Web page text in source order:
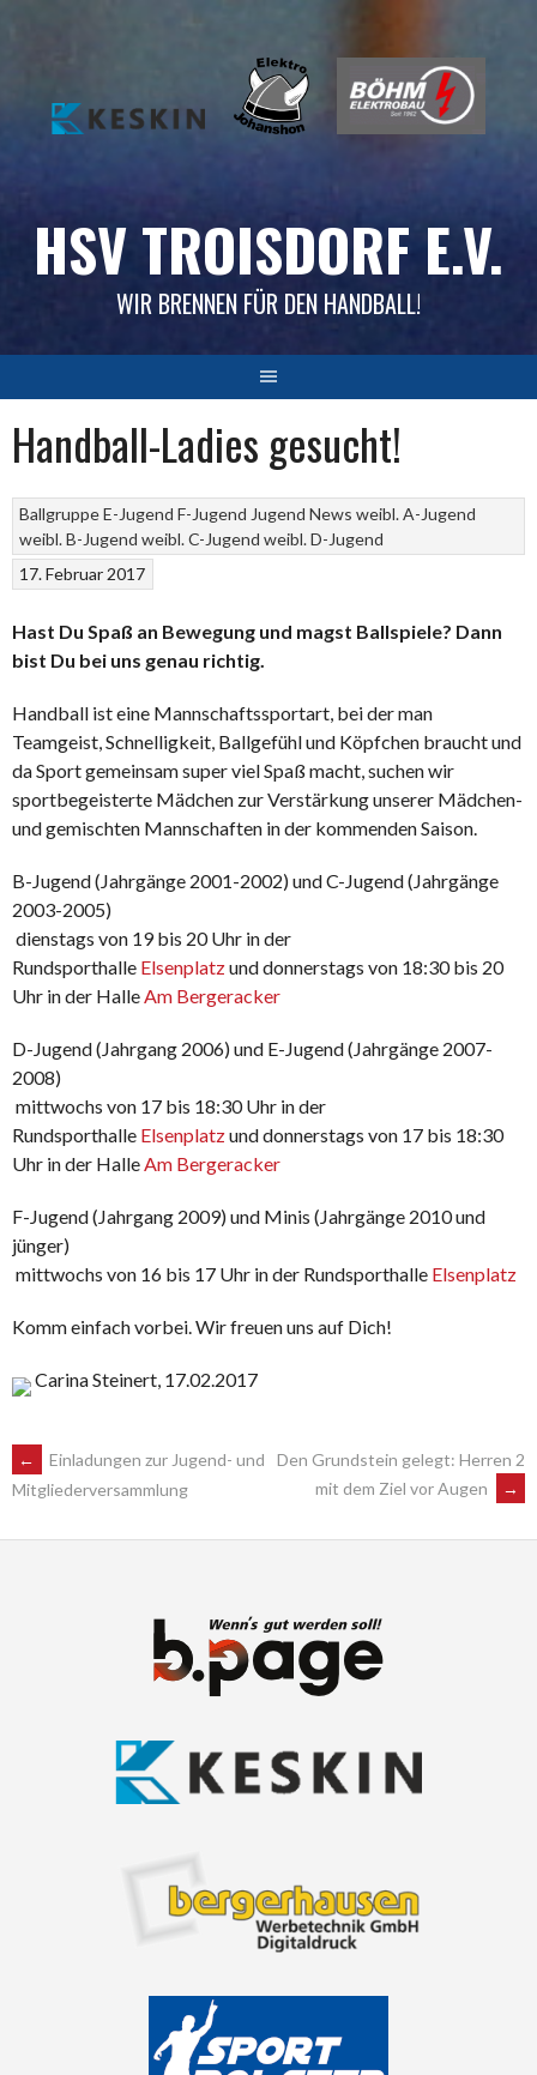
HSV TROISDORF E.V.
WIR BRENNEN FÜR DEN HANDBALL!
Handball-Ladies gesucht!
BallgruppeE-Jugend F-Jugend Jugend News weibl. A-Jugend
weibl. B-Jugend weibl. C-Jugend weibl. D-Jugend
17. Februar 2017
Hast Du Spaß an Bewegung und magst Ballspiele? Dann
bist Du bei uns genau richtig.
Handball ist eine Mannschaftssportart, bei der man
Teamgeist, Schnelligkeit, Ballgefühl und Köpfchen braucht und
da Sport gemeinsam super viel Spaß macht, suchen wir
sportbegeisterte Mädchen zur Verstärkung unserer Mädchen-
und gemischten Mannschaften in der kommenden Saison.
B-Jugend (Jahrgänge 2001-2002) und C-Jugend (Jahrgänge
2003-2005)
 dienstags von 19 bis 20 Uhr in der
Rundsporthalle Elsenplatzund donnerstags von 18:30 bis 20
Uhr in der HalleAm Bergeracker
D-Jugend (Jahrgang 2006) und E-Jugend (Jahrgänge 2007-
2008)
 mittwochs von 17 bis 18:30 Uhr in der
Rundsporthalle Elsenplatzund donnerstags von 17 bis 18:30
Uhr in der HalleAm Bergeracker
F-Jugend (Jahrgang 2009) und Minis (Jahrgänge 2010 und
jünger)
 mittwochs von 16 bis 17 Uhr in der Rundsporthalle Elsenplatz
Komm einfach vorbei. Wir freuen uns auf Dich!
Carina Steinert, 17.02.2017
POST
NAVIGATION
←
Einladungen zur Jugend- und
Mitgliederversammlung
Den Grundstein gelegt: Herren 2
mit dem Ziel vor Augen
→